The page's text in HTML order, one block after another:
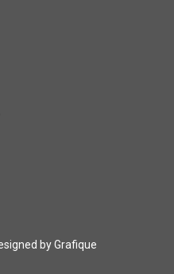
byGrafique